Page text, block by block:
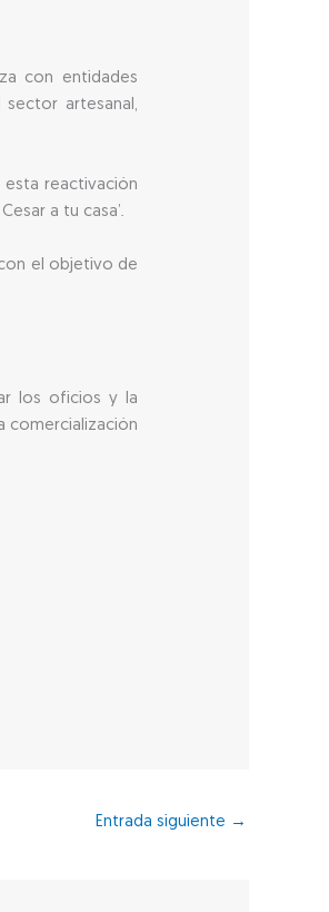
con entidades
artesanal,
reactivación
a tu casa’.
el objetivo de
los oficios y la
comercialización
Entrada siguiente →